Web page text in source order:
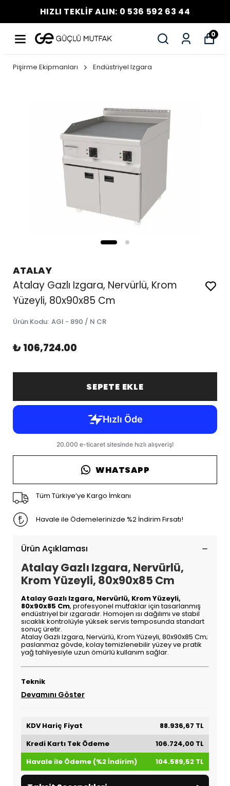
HIZLI TEKLİF ALIN: 0 536 592 63 44
0
Pişirme Ekipmanları Endüstriyel Izgara
ATALAY
Atalay Gazlı Izgara, Nervürlü, Krom
Yüzeyli, 80x90x85 Cm
Ürün Kodu: AGI - 890 / N CR
₺ 106,724.00
SEPETE EKLE
WHATSAPP
Tüm Türkiye’ye Kargo İmkanı
Havale ile Ödemelerinizde %2 İndirim Fırsatı!
Ürün Açıklaması
Atalay Gazlı Izgara, Nervürlü,
Krom Yüzeyli, 80x90x85 Cm
Atalay Gazlı Izgara, Nervürlü, Krom Yüzeyli,
80x90x85 Cm, profesyonel mutfaklar için tasarlanmış
endüstriyel bir ızgaradır. Homojen ısı dağılımı ve stabil
sıcaklık kontrolüyle yüksek servis temposunda standart
sonuç üretir.
Atalay Gazlı Izgara, Nervürlü, Krom Yüzeyli, 80x90x85 Cm;
paslanmaz gövde, kolay temizlenebilir yüzey ve pratik
yağ tahliyesiyle uzun ömürlü kullanım sağlar.
Teknik
Devamını Göster
KDV Hariç Fiyat
88.936,67 TL
Kredi Kartı Tek Ödeme
106.724,00 TL
Havale ile Ödeme (%2 İndirim)
104.589,52 TL